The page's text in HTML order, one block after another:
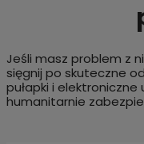
Jeśli masz problem z
sięgnij po skuteczne
pułapki i
humanitarnie